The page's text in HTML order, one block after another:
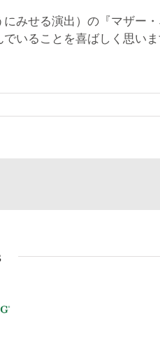
みせる演出）の『マザー
いることを喜ばしく思いま